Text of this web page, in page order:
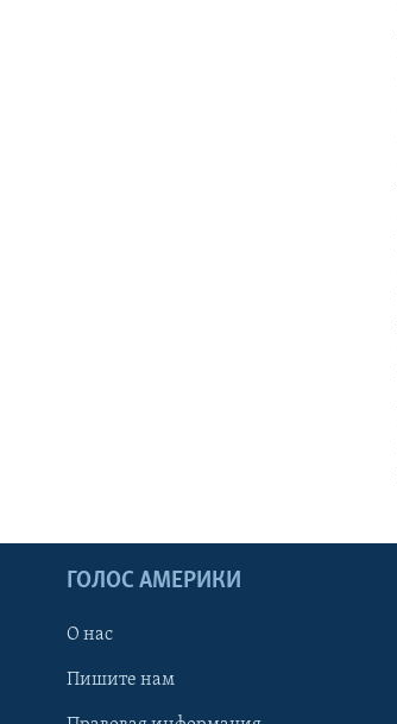
ГОЛОС АМЕРИКИ
О нас
Пишите нам